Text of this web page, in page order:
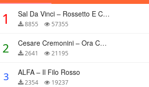
1 Sal Da Vinci – Rossetto E Caffè
8855 57355
2 Cesare Cremonini – Ora Che Non Ho Più Te
2641 21195
3 ALFA – Il Filo Rosso
2354 19237